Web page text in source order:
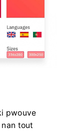
pwouve
tout